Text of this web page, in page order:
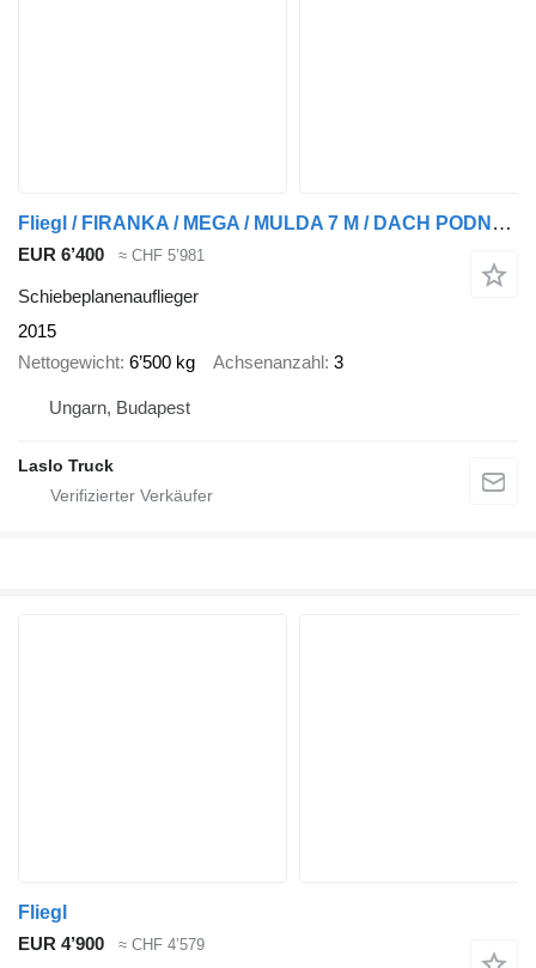
Fliegl / FIRANKA / MEGA / MULDA 7 M / DACH PODNOSZONY / OSIE BPW /
EUR 6’400 ≈ CHF 5’981
Schiebeplanenauflieger
2015
Nettogewicht 6’500 kg Achsenanzahl 3
Ungarn, Budapest
Laslo Truck
Fliegl
EUR 4’900
≈ CHF 4’579